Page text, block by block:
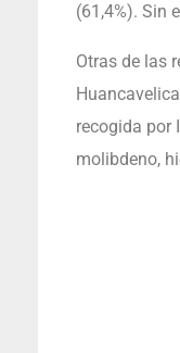
(61,4%). Sin
Otras de las
recogida por
molibdeno,